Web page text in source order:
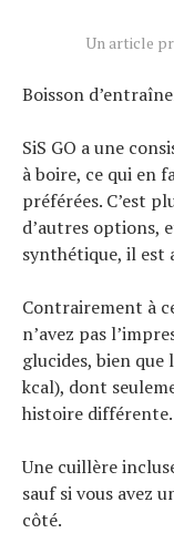
Un article
Boisson
SiS GO a une
à boire, ce qui en
préférées. C’est
d’autres options,
synthétique, il est
Contrairement à
n’avez pas
glucides, bien
kcal), dont
histoire différente.
Une cuillère
sauf si vous avez
côté.